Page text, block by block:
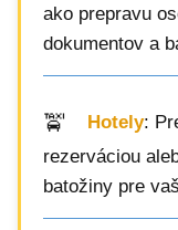
ako prepravu
dokumentov a
Hotely:
rezerváciou
batožiny pre